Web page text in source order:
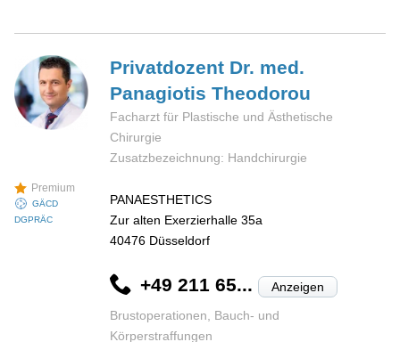
Premium
GÄCD
DGPRÄC
Privatdozent Dr. med.
PanagiotisTheodorou
Facharzt für Plastische und Ästhetische
Chirurgie
Zusatzbezeichnung: Handchirurgie
PANAESTHETICS
Zur alten Exerzierhalle 35a
40476 Düsseldorf
+49 211 65... Anzeigen
Brustoperationen, Bauch- und
Körperstraffungen